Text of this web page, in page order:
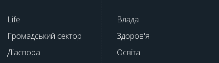
Life
Громадський сектор
Діаспора
Влада
Здоров'я
Освіта